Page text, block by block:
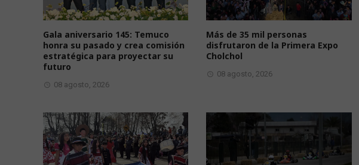
Gala aniversario 145: Temuco
honra su pasado y crea comisión
estratégica para proyectar su
futuro
08 agosto, 2026
Más de 35 mil personas
disfrutaron de la Primera Expo
Cholchol
08 agosto, 2026